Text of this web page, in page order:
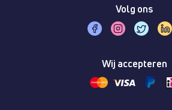
Volg ons
Wij accepteren